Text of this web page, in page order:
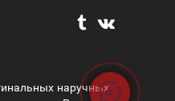
наручных